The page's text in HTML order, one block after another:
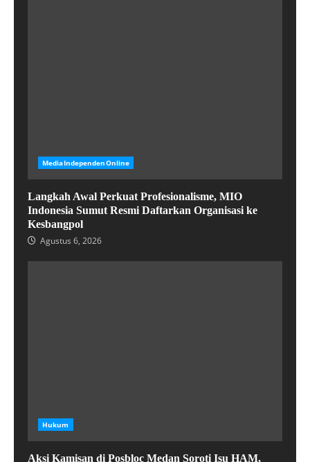
MediaIndependenOnline
Langkah Awal Perkuat Profesionalisme, MIO
Indonesia Sumut Resmi Daftarkan Organisasi ke
Kesbangpol
Agustus 6, 2026
Hukum
Aksi Kamisan di Posbloc Medan Soroti Isu HAM,